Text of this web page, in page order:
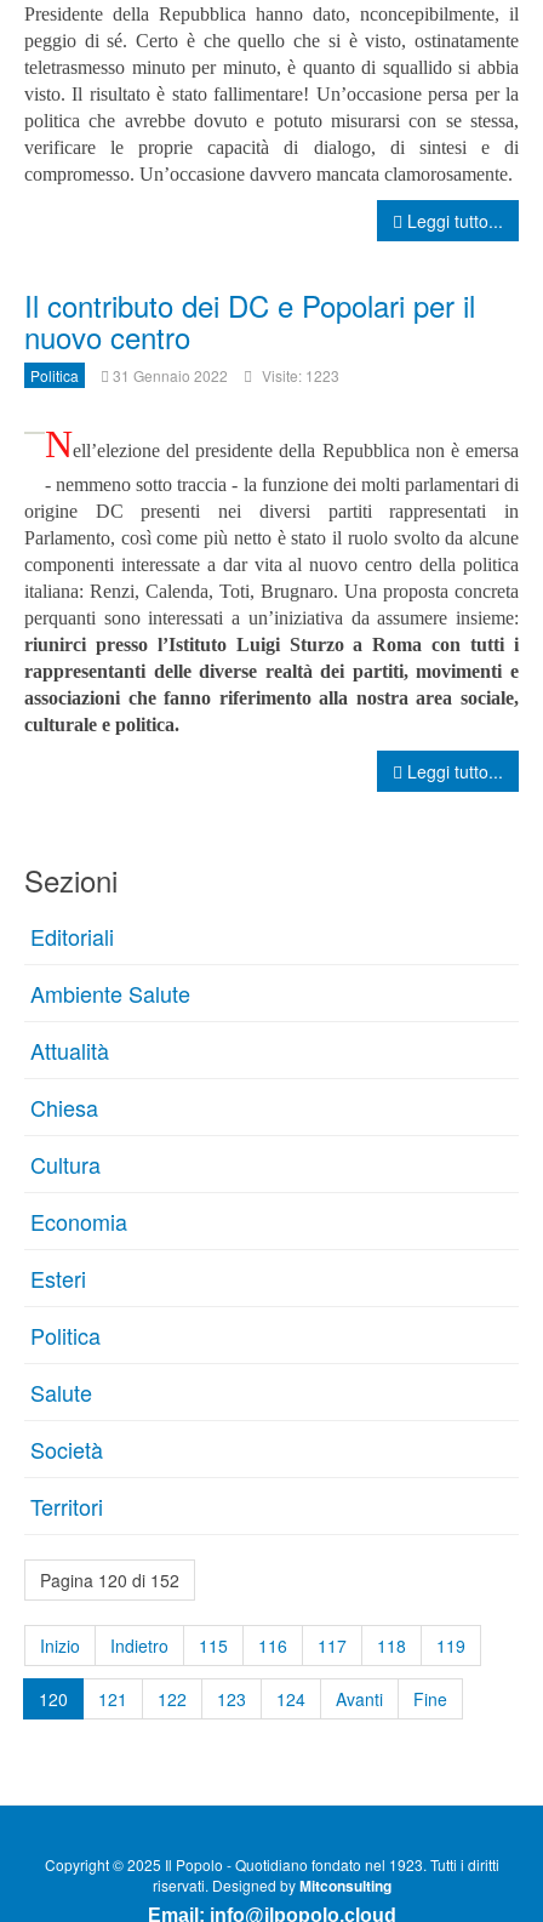
Presidente della Repubblica hanno dato, nconcepibilmente, il
peggio di sé.Certo è che quello che si è visto, ostinatamente
teletrasmesso minuto per minuto, è quanto di squallido si abbia
visto.Il risultato è stato fallimentare! Un’occasione persa per la
politica che avrebbe dovuto e potuto misurarsi con se stessa,
verificare le proprie capacità di dialogo, di sintesi e di
compromesso. Un’occasione davvero mancata clamorosamente.
Leggi tutto...
Il contributo dei DC e Popolari per il
nuovo centro
Politica 31 Gennaio 2022 Visite: 1223
Nell’elezione del presidente della Repubblica non è emersa
- nemmeno sotto traccia - la funzione dei molti parlamentari di
origine DC presenti nei diversi partiti rappresentati in
Parlamento, così come più netto è stato il ruolo svolto da alcune
componenti interessate a dar vita al nuovo centro della politica
italiana: Renzi, Calenda, Toti, Brugnaro. Una proposta concreta
perquanti sono interessati a un’iniziativa da assumere insieme:
riunirci presso l’Istituto Luigi Sturzo a Roma con tutti i
rappresentanti delle diverse realtà dei partiti, movimenti e
associazioni che fanno riferimento alla nostra area sociale,
culturale e politica.
Leggi tutto...
Sezioni
Editoriali
Ambiente Salute
Attualità
Chiesa
Cultura
Economia
Esteri
Politica
Salute
Società
Territori
Pagina 120 di 152
Inizio Indietro 115 116 117 118 119
120 121 122 123 124 Avanti Fine
Copyright © 2025 Il Popolo - Quotidiano fondato nel 1923. Tutti i diritti
riservati. Designed byMitconsulting
Email: info@ilpopolo.cloud